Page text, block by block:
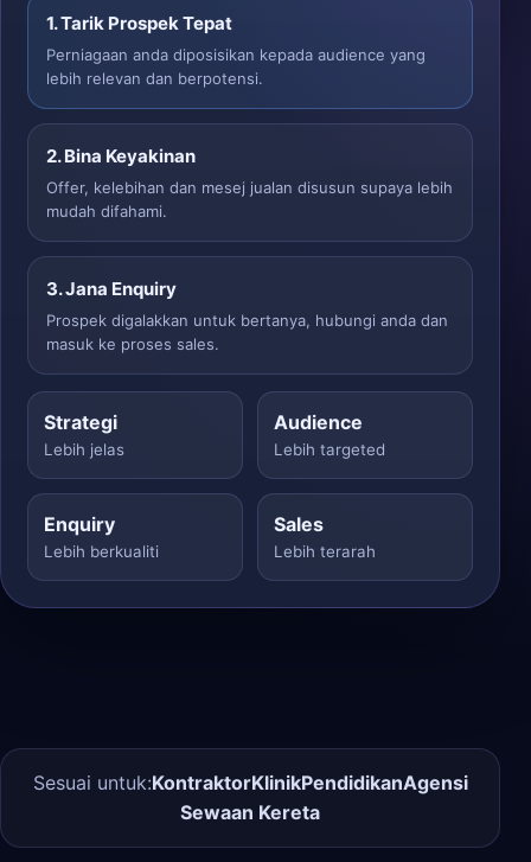
1. Tarik Prospek Tepat
Perniagaan anda diposisikan kepada audience yang
lebih relevan dan berpotensi.
2. Bina Keyakinan
Offer, kelebihan dan mesej jualan disusun supaya lebih
mudah difahami.
3. Jana Enquiry
Prospek digalakkan untuk bertanya, hubungi anda dan
masuk ke proses sales.
Strategi
Lebih jelas
Audience
Lebih targeted
Enquiry
Lebih berkualiti
Sales
Lebih terarah
Sesuai untuk:KontraktorKlinikPendidikanAgensi
Sewaan Kereta